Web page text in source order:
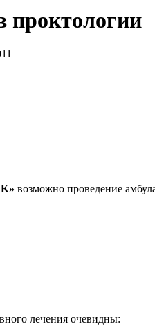
проктологии
возможно проведение
лечения очевидны: